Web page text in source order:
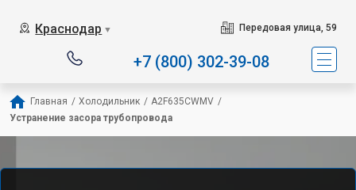
Краснодар ▼ Передовая улица, 59
+7 (800) 302-39-08
Главная / Холодильник / A2F635CWMV /
Устранение засора трубопровода